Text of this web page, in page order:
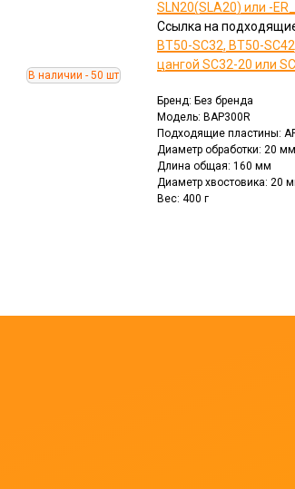
SLN20(SLA20) или -
Ссылка на
BT50-SC32, BT50-
цангой SC32-20 или
Бренд: Без бренда
Модель: BAP300R
Подходящие пластины:
Диаметр обработки: 20 мм
Длина общая: 160 мм
Диаметр хвостовика: 20
Вес: 400 г